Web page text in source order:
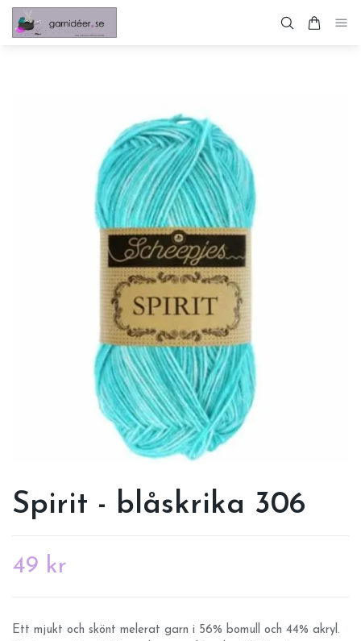
Spirit - blåskrika 306
49 kr
Ett mjukt och skönt melerat garn i 56% bomull och 44% akryl.